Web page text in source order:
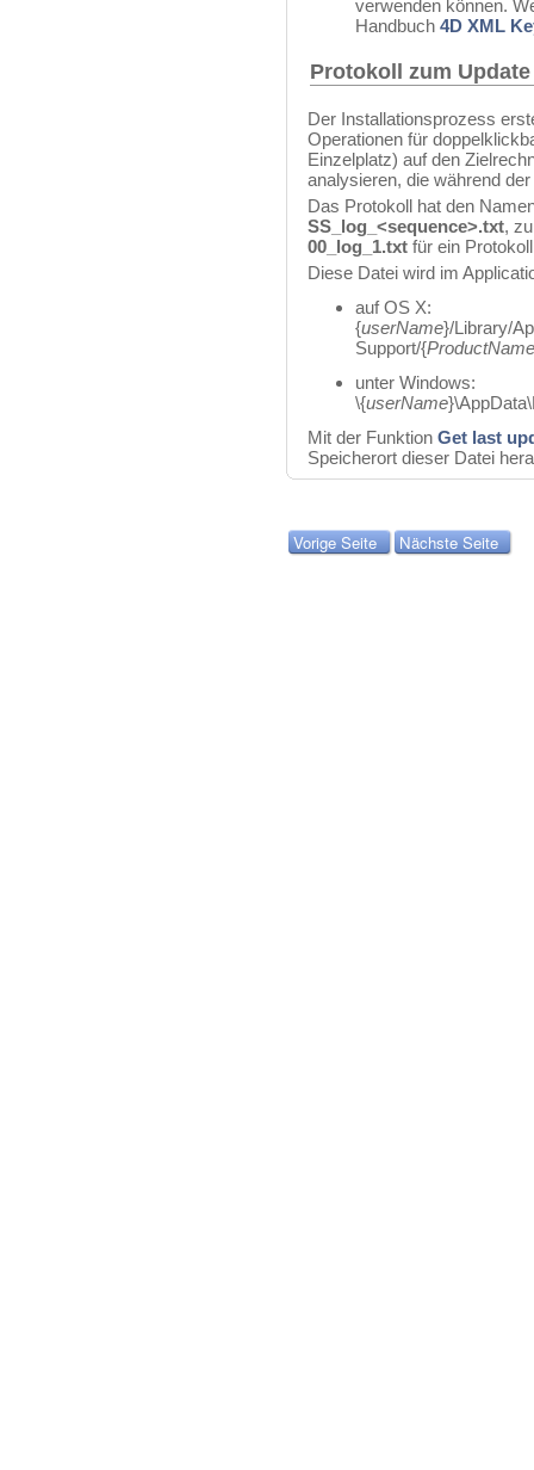
verwenden können.
Handbuch 4D XML
Protokoll zum Update
Der Installationsprozess
Operationen für
Einzelplatz) auf den
analysieren, die während
Das Protokoll hat den
SS_log_<sequence>.txt,
00_log_1.txt für ein
Diese Datei wird im
auf OS X:
{userName}/Library/
Support/{ProductName
unter Windows:
\{userName
Mit der Funktion Get last
Speicherort dieser Datei
Vorige Seite Nächste Seite